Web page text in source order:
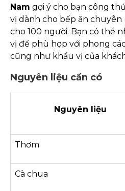
Nam gợi ý cho bạn công
vị dành cho bếp ăn
cho 100 người. Bạn có thể
vị để phù hợp với phong
cũng như khẩu vị của
Nguyên liệu cần có
Nguyên liệu
Thơm
Cà chua